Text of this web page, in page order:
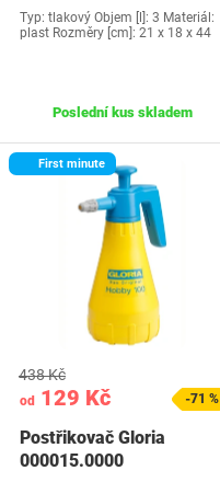
Typ: tlakový Objem [l]: 3 Materiál:
plast Rozměry [cm]: 21 x 18 x 44
Poslední kus skladem
First minute
od 129 Kč
438 Kč
-71 %
Postřikovač Gloria
000015.0000